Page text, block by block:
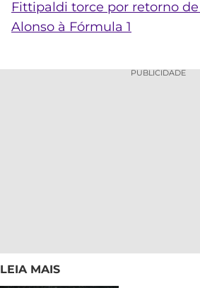
Fittipaldi torce por retorno
Alonso à Fórmula 1
PUBLICIDADE
LEIA MAIS